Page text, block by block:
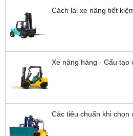
Cách lái xe nâng tiết
Xe nâng hàng - Cấu tạo
Các tiêu chuẩn khi chọn